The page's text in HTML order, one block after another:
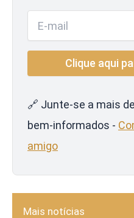
🔗 Junte-se a mais
bem-informados -
amigo
Mais notícias